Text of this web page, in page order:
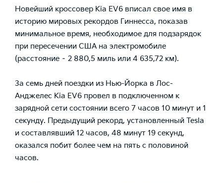
Новейший кроссовер Kia EV6 вписал свое имя в
историю мировых рекордов Гиннесса, показав
минимальное время, необходимое для подзарядок
при пересечении США на электромобиле
(расстояние – 2 880,5 миль или 4 635,72 км).
За семь дней поездки из Нью-Йорка в Лос-
Анджелес Kia EV6 провел в подключенном к
зарядной сети состоянии всего 7 часов 10 минут и 1
секунду. Предыдущий рекорд, установленный Tesla
и составлявший 12 часов, 48 минут 19 секунд,
оказался побит более чем на пять с половиной
часов.